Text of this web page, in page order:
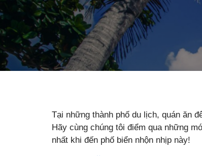
Tại những thành phố du lịch, quán ăn
Hãy cùng chúng tôi điểm qua những
nhất khi đến phố biển nhộn nhịp này!